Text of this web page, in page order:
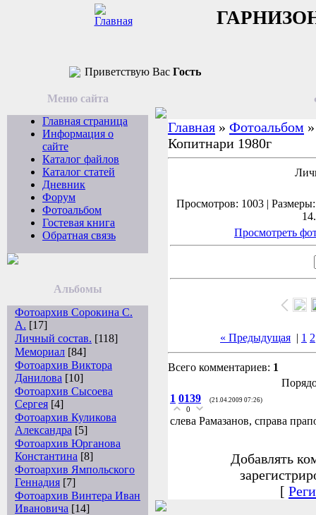
Приветствую Вас Гость
Меню сайта
Главная страница
Информация о
сайте
Каталог файлов
Каталог статей
Дневник
Форум
Фотоальбом
Гостевая книга
Обратная связь
Альбомы
Фотоархив Сорокина С.
А. [17]
Личный состав. [118]
Мемориал [84]
Фотоархив Виктора
Данилова [10]
Фотоархив Сысоева
Сергея [4]
Фотоархив Куликова
Александра [5]
Фотоархив Юрганова
Константина [8]
Фотоархив Ямпольского
Геннадия [7]
Фотоархив Винтера Иван
Ивановича [14]
Главная » Фотоальбом
Копитнари 1980г
Просмотров: 1003 |
Просмотреть
« Предыдущая | 1 2
Всего комментариев: 1
1 0139 (21.04.2009 07:26)
0
слева Рамазанов, справа
Добавлять
[